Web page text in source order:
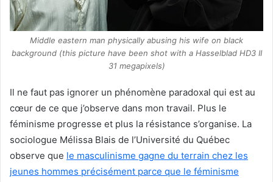
Middle eastern man physically abusing his wife on black
background (this picture have been shot with a Hasselblad HD3 II
31 megapixels)
Il ne faut pas ignorer un phénomène paradoxal qui est au
cœur de ce que j’observe dans mon travail. Plus le
féminisme progresse et plus la résistance s’organise. La
sociologue Mélissa Blais de l’Université du Québec
observe que le masculinisme gagne du terrain chez les
jeunes hommes précisément parce que le féminisme